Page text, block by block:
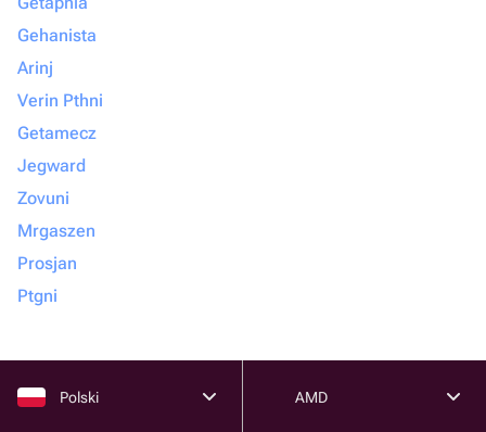
Gehanista
Arinj
Verin Pthni
Getamecz
Jegward
Zovuni
Mrgaszen
Prosjan
Ptgni
Polski AMD